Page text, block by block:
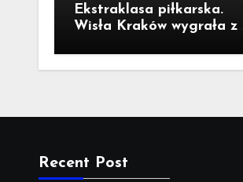
Ekstraklasa piłkarska.
Wisła Kraków wygrała z
Recent Post